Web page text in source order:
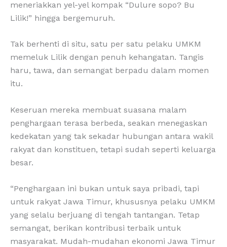
meneriakkan yel-yel kompak “Dulure sopo? Bu
Lilik!” hingga bergemuruh.
Tak berhenti di situ, satu per satu pelaku UMKM
memeluk Lilik dengan penuh kehangatan. Tangis
haru, tawa, dan semangat berpadu dalam momen
itu.
Keseruan mereka membuat suasana malam
penghargaan terasa berbeda, seakan menegaskan
kedekatan yang tak sekadar hubungan antara wakil
rakyat dan konstituen, tetapi sudah seperti keluarga
besar.
“Penghargaan ini bukan untuk saya pribadi, tapi
untuk rakyat Jawa Timur, khususnya pelaku UMKM
yang selalu berjuang di tengah tantangan. Tetap
semangat, berikan kontribusi terbaik untuk
masyarakat. Mudah-mudahan ekonomi Jawa Timur